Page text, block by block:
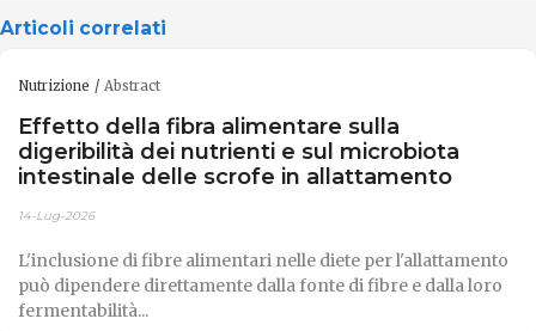
Articoli correlati
Nutrizione Abstract
Effetto della fibra alimentare sulla
digeribilità dei nutrienti e sul microbiota
intestinale delle scrofe in allattamento
14-Lug-2026
L'inclusione di fibre alimentari nelle diete per l'allattamento
può dipendere direttamente dalla fonte di fibre e dalla loro
fermentabilità...